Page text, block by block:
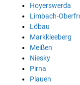
Hoyerswerda
Limbach-
Löbau
Markkleeberg
Meißen
Niesky
Pirna
Plauen